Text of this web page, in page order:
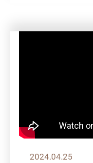
2024.04.25